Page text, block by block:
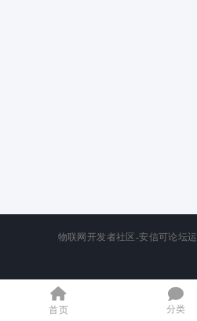
首页 分类
物联网开发者社区-安信可论坛运